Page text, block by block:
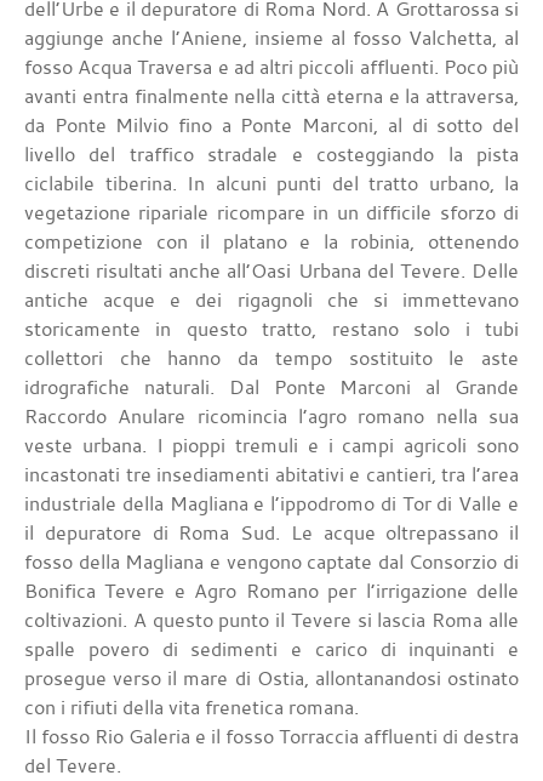
dell’Urbe e il depuratore di Roma Nord. A Grottarossa si
aggiunge anche l’Aniene, insieme al fosso Valchetta, al
fosso Acqua Traversa e ad altri piccoli affluenti. Poco più
avanti entra finalmente nella città eterna e la attraversa,
da Ponte Milvio fino a Ponte Marconi, al di sotto del
livello del traffico stradale e costeggiando la pista
ciclabile tiberina. In alcuni punti del tratto urbano, la
vegetazione ripariale ricompare in un difficile sforzo di
competizione con il platano e la robinia, ottenendo
discreti risultati anche all’Oasi Urbana del Tevere. Delle
antiche acque e dei rigagnoli che si immettevano
storicamente in questo tratto, restano solo i tubi
collettori che hanno da tempo sostituito le aste
idrografiche naturali. Dal Ponte Marconi al Grande
Raccordo Anulare ricomincia l’agro romano nella sua
veste urbana. I pioppi tremuli e i campi agricoli sono
incastonati tre insediamenti abitativi e cantieri, tra l’area
industriale della Magliana e l’ippodromo di Tor di Valle e
il depuratore di Roma Sud. Le acque oltrepassano il
fosso della Magliana e vengono captate dal Consorzio di
Bonifica Tevere e Agro Romano per l’irrigazione delle
coltivazioni. A questo punto il Tevere si lascia Roma alle
spalle povero di sedimenti e carico di inquinanti e
prosegue verso il mare di Ostia, allontanandosi ostinato
con i rifiuti della vita frenetica romana.
Il fosso Rio Galeria e il fosso Torraccia affluenti di destra
del Tevere.